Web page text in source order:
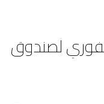
لصندوق